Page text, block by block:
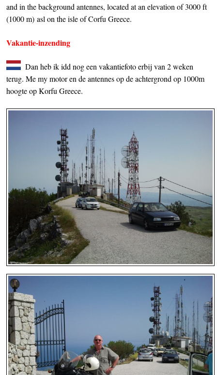
and in the background antennes, located at an elevation of 3000 ft
(1000 m) asl on the isle of Corfu Greece.
Vakantie-inzending
Dan heb ik idd nog een vakantiefoto erbij van 2 weken
terug. Me my motor en de antennes op de achtergrond op 1000m
hoogte op Korfu Greece.